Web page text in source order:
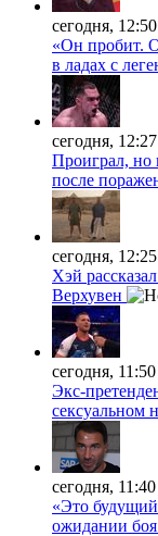
сегодня, 12:50
«Он пробит.
в ладах с
сегодня, 12:27
Проиграл,
после
сегодня, 12:25
Хэй
Верхувен
сегодня, 11:50
Экс-
сексуальном
сегодня, 11:40
«Это
ожидании боя